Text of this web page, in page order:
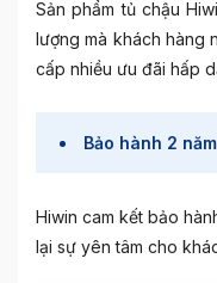
Sản phẩm tủ chậu
lượng mà khách hàng
cấp nhiều ưu đãi hấp
Bảo hành 2 năm
Hiwin cam kết bảo
lại sự yên tâm cho